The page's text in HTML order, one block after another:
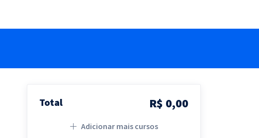
Total R$ 0,00
Adicionar mais cursos